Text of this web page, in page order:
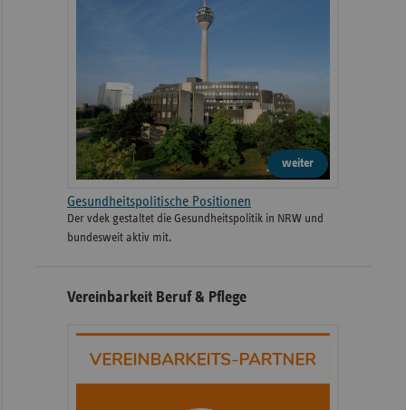
weiter
Gesundheitspolitische Positionen
Der vdek gestaltet die Gesundheitspolitik in NRW und
bundesweit aktiv mit.
Vereinbarkeit Beruf & Pflege